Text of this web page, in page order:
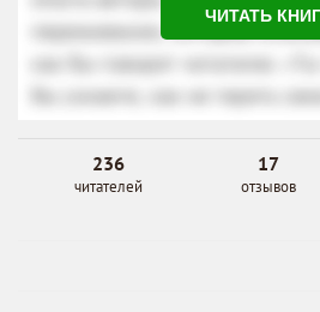
ЧИТАТЬ
236
читателей
17
отзывов